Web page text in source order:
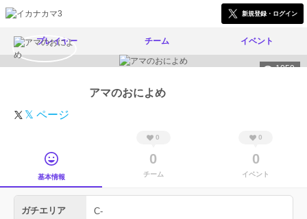
新規登録・ログイン
プレイヤー チーム イベント
1059
アマのおによめ
𝕏 ページ
基本情報
0
0
チーム
0
0
イベント
ガチエリア C-